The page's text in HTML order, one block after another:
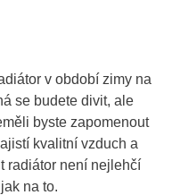
v období zimy na
se budete divit, ale
byste zapomenout
kvalitní vzduch a
radiátor není nejlehčí
na to.